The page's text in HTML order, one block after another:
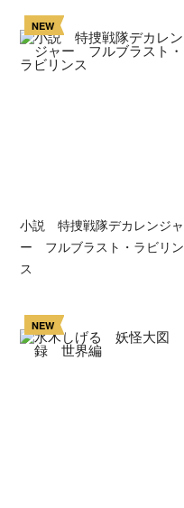
NEW
小説 特捜戦隊デカレンジャ
ー フルブラスト・ラビリン
ス
NEW